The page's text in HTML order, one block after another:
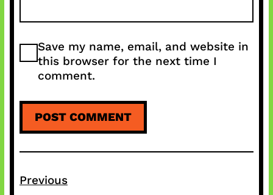
Save my name, email, and website in
this browser for the next time I
comment.
Previous